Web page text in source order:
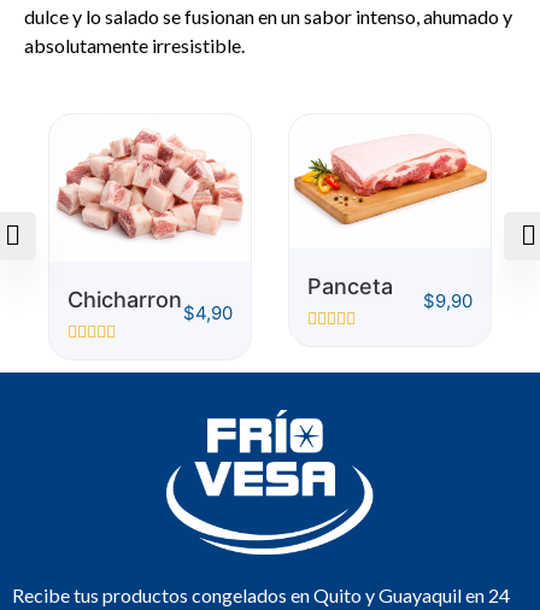
dulce y lo salado se fusionan en un sabor intenso, ahumado y
absolutamente irresistible.
Chicharron
con
$4,90
Panceta
$9,90
Recibe tus productos congelados en Quito y Guayaquil en 24